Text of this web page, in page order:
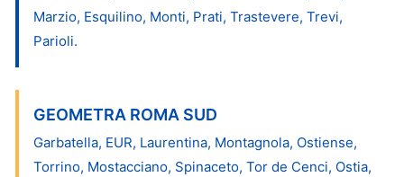
Marzio, Esquilino, Monti, Prati, Trastevere, Trevi,
Parioli.
GEOMETRA ROMA SUD
Garbatella, EUR, Laurentina, Montagnola, Ostiense,
Torrino, Mostacciano, Spinaceto, Tor de Cenci, Ostia,